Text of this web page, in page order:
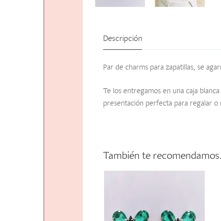
Descripción
Par de charms para zapatillas, se
Te los entregamos en una caja
presentación perfecta para regalar o
También te